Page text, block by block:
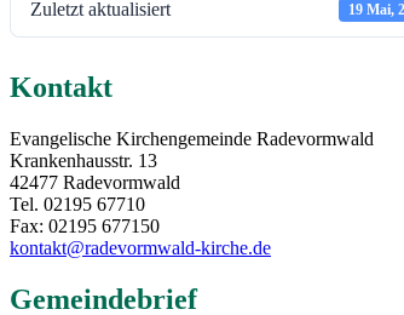
Zuletzt aktualisiert 19 Mai,
Kontakt
Evangelische Kirchengemeinde Radevormwald
Krankenhausstr. 13
42477 Radevormwald
Tel. 02195 67710
Fax: 02195 677150
kontakt@radevormwald-kirche.de
Gemeindebrief